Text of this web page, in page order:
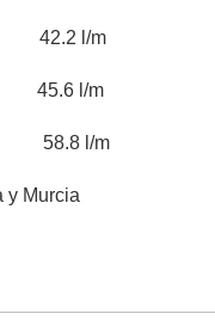
42.2 l/m
45.6 l/m
m 58.8 l/m
y Murcia